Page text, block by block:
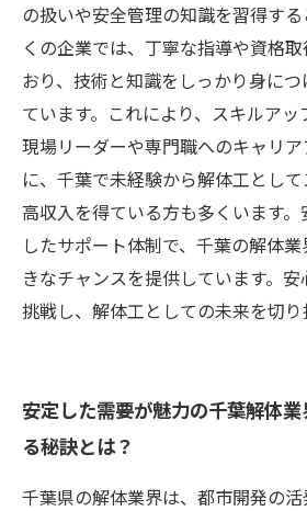
の扱いや安全管理の知識を習得す
くの企業では、丁寧な指導や資格
おり、技術と知識をしっかり身に
ています。これにより、スキルアッ
現場リーダーや専門職へのキャリ
に、千葉で未経験から解体工とし
高収入を得ている方も多くいます
したサポート体制で、千葉の解体
きなチャンスを提供しています。
挑戦し、解体工としての未来を切り
安定した需要が魅力の千葉解体
る秘訣とは？
千葉県の解体業界は、都市開発の